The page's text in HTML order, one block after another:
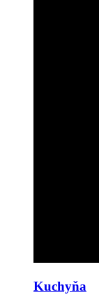
Kuchyňa